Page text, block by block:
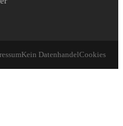
Kein DatenhandelCookies